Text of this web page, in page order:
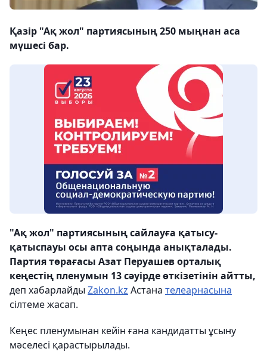
Қазір "Ақ жол" партиясының 250 мыңнан аса
мүшесі бар.
"Ақ жол" партиясының сайлауға қатысу-
қатыспауы осы апта соңында анықталады.
Партия төрағасы Азат Перуашев орталық
кеңестің пленумын 13 сәуірде өткізетінін айтты,
деп хабарлайды Zakon.kz Астана телеарнасына
сілтеме жасап.
Кеңес пленумынан кейін ғана кандидатты ұсыну
мәселесі қарастырылады.